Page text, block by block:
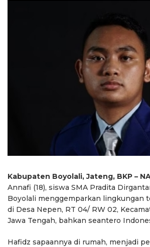
Kabupaten Boyolali, Jateng, BKP –
Annafi (18), siswa SMA Pradita
Boyolali menggemparkan lingkungan
di Desa Nepen, RT 04/ RW 02,
Jawa Tengah, bahkan seantero
Hafidz sapaannya di rumah, menjadi